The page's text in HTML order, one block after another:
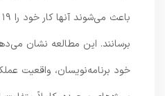
باعث می‌شوند
برسانند. این مطالعه نشان می‌دهد
خود برنامه‌نویسان، واقعیت عملکردی